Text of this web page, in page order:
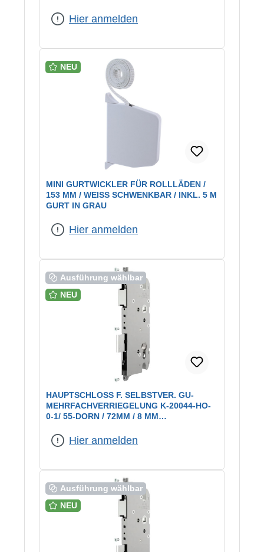
Hier anmelden
NEU
MINI GURTWICKLER FÜR ROLLLÄDEN /
153 MM / WEISS SCHWENKBAR / INKL. 5 M G
URT IN GRAU
Hier anmelden
Ausführung wählbar
NEU
HAUPTSCHLOSS F. SELBSTVER. GU-
MEHRFACHVERRIEGELUNG K-20044-HO-
0-1/ 55-DORN / 72MM / 8 MM
Hier anmelden
Ausführung wählbar
NEU